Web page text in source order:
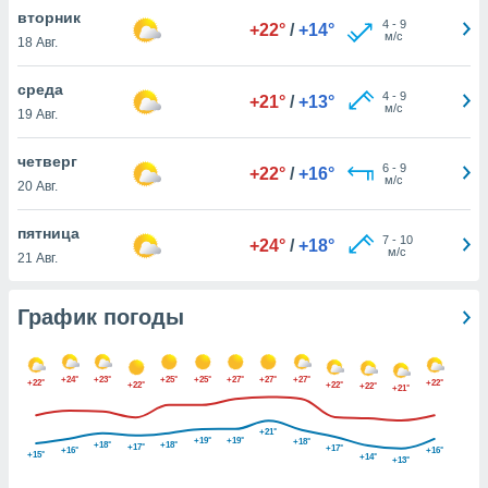
вы
установки
веб-
или
и
как
вторник
18 Авг.
+22° / +14° 4- 9
м/с
среда
19 Авг.
+21° / +13° 4- 9
м/с
четверг
20 Авг.
+22° / +16° 6- 9
м/с
пятница
21 Авг.
+24° / +18° 7- 10
м/с
График погоды
+22° +24° +23°
+22°
+25° +25° +27° +27° +27°
+22° +22° +21°
+22°
+15° +16°
+18° +17° +18° +19° +19°
+21°
+18°
+17°
+14°
+13°
+16°